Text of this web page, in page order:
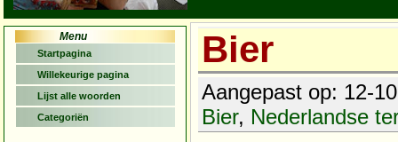
Menu
Startpagina
Willekeurige pagina
Lijst alle woorden
Categoriën
Bier
Aangepast op: 12-
Bier, Nederlandse